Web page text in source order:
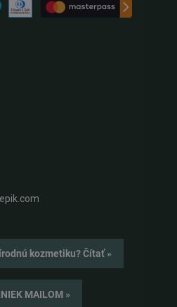
kozmetiku? Čítať »
MAILOM »